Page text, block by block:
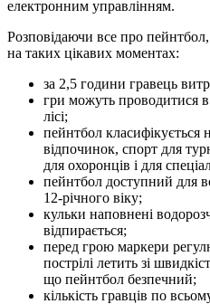
електронним управлінням.
Розповідаючи все про
на таких цікавих моментах:
за 2,5 години гравець
гри можуть проводитися
лісі;
пейнтбол класифікується
відпочинок, спорт для
для охоронців і для
пейнтбол доступний для
12-річного віку;
кульки наповнені
відпирається;
перед грою маркери
пострілі летить зі
що пейнтбол безпечний;
кількість гравців по